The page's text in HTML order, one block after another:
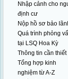
Nhập cảnh cho
định cư
Nộp hồ sơ bảo
Quá trình phỏng
tại LSQ Hoa Kỳ
Thông tin cần thiết
Tổng hợp kinh
nghiệm từ A-Z